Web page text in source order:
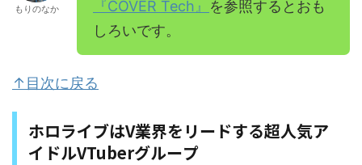
もりのなか
『COVER Tech』 を参照するとおも
しろいです。
↑目次に戻る
ホロライブはV業界をリードする超人気ア
イドルVTuberグループ